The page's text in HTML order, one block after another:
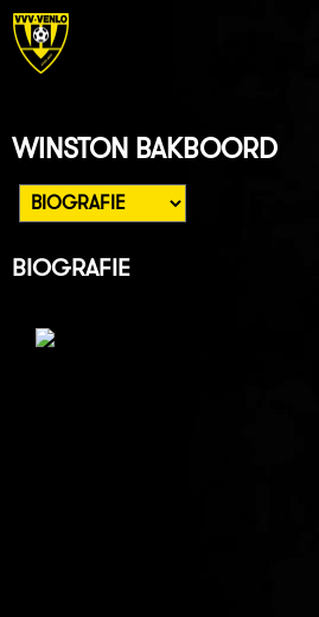
WINSTON BAKBOORD
BIOGRAFIE